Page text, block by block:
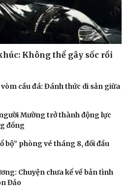
Không thể gây sốc rồi
vòm cầu đá: Đánh thức di sản giữa
Mường trở thành động lực
đồng
bộ” phòng vé tháng 8, đối đầu
Chuyện chưa kể về bản tình
Đảo